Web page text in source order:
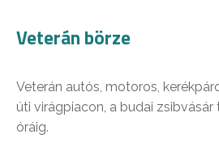
Veterán börze
Veterán autós, motoros,
úti virágpiacon, a budai
óráig.